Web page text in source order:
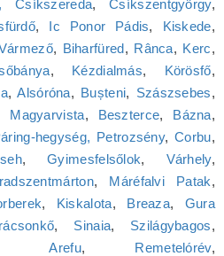
Csíkszereda,Csíkszentgyörgy,
, Ic Ponor Pádis, Kiskede,
, Biharfüred, Rânca, Kerc,
, Kézdialmás, Körösfő,
,Alsóróna, Bușteni, Szászsebes,
Magyarvista, Beszterce, Bázna,
hegység, Petrozsény,Corbu,
,Gyimesfelsőlok, Várhely,
, Máréfalvi Patak,
, Kiskalota, Breaza, Gura
, Sinaia, Szilágybagos,
Arefu, Remetelórév,